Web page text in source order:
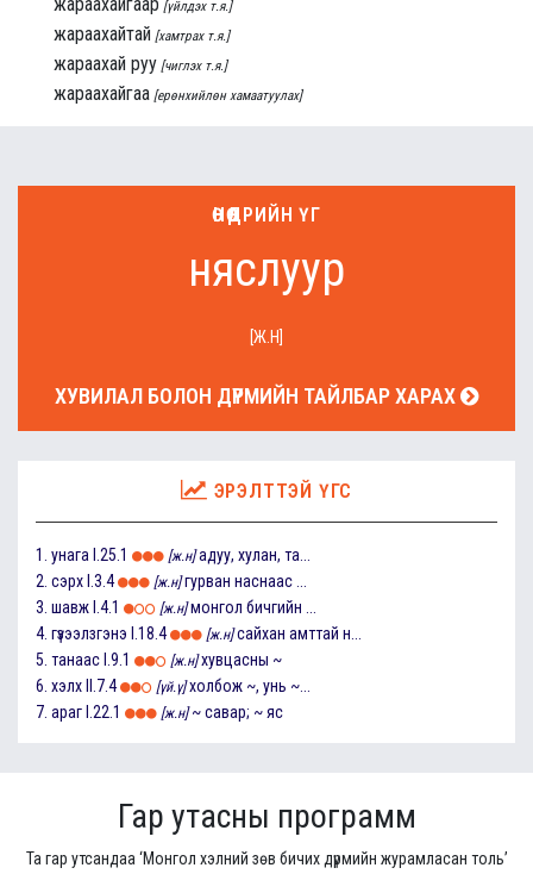
[үйлдэх т.я.]
жараахайтай [хамтрах т.я.]
жараахай руу [чиглэх т.я.]
жараахайгаа [ерөнхийлөн хамаатуулах]
ӨНӨӨДРИЙН ҮГ
няслуур
[Ж.Н]
ХУВИЛАЛ БОЛОН ДҮРМИЙН ТАЙЛБАР ХАРАХ
ЭРЭЛТТЭЙ ҮГС
1. унага I.25.1 [ж.н] адуу, хулан, та...
2. сэрх I.3.4 [ж.н] гурван наснаас ...
3. шавж I.4.1 [ж.н] монгол бичгийн ...
4. гүзээлзгэнэ I.18.4 [ж.н] сайхан амттай н...
5. танаас I.9.1 [ж.н] хувцасны ~
6. хэлх II.7.4 [үй.ү] холбож ~, унь ~...
7. араг I.22.1 [ж.н] ~ савар; ~ яс
Гар утасны программ
Та гар утсандаа ‘Монгол хэлний зөв бичих дүрмийн журамласан толь’